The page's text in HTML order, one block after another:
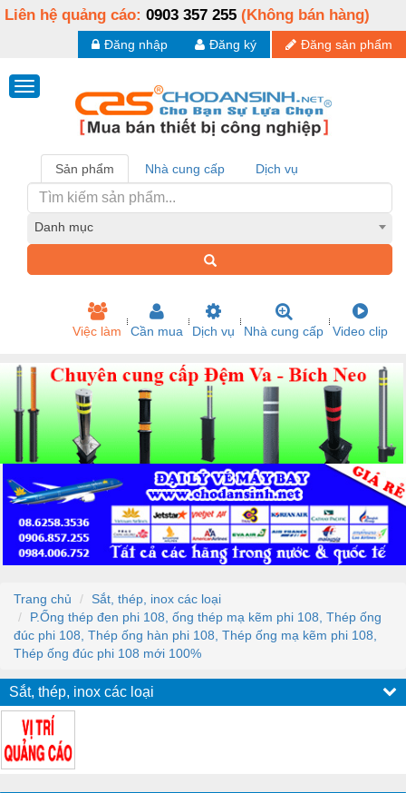
Liên hệ quảng cáo: 0903 357 255 (Không bán hàng)
Đăng sản phẩm
Đăng ký
Đăng nhập
Sản phẩm Nhà cung cấp Dịch vụ
Danh mục
Việc làm Cần mua Dịch vụ Nhà cung cấp Video clip
Trang chủ
Sắt, thép, inox các loại
P.Ống thép đen phi 108, ống thép mạ kẽm phi 108, Thép ống
đúc phi 108, Thép ống hàn phi 108, Thép ống mạ kẽm phi 108,
Thép ống đúc phi 108 mới 100%
Sắt, thép, inox các loại